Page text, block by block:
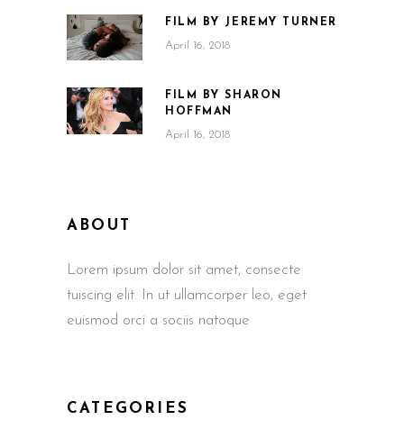
FILM BY JEREMY TURNER
April 16, 2018
FILM BY SHARON
HOFFMAN
April 16, 2018
ABOUT
Lorem ipsum dolor sit amet, consecte
tuiscing elit. In ut ullamcorper leo, eget
euismod orci a sociis natoque
CATEGORIES